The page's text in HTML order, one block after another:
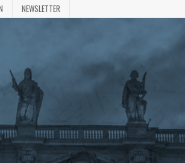
NEWSLETTER